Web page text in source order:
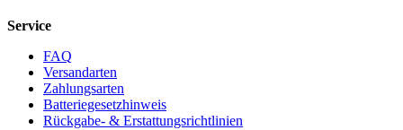
Service
FAQ
Versandarten
Zahlungsarten
Batteriegesetzhinweis
Rückgabe- & Erstattungsrichtlinien